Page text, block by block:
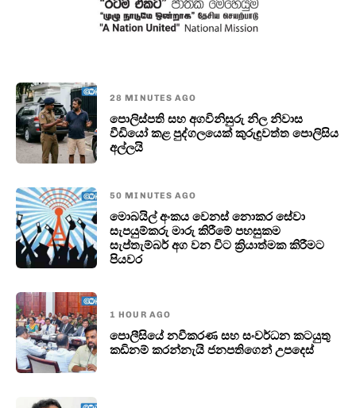
28 MINUTES AGO
පොලිස්පති සහ අගවිනිසුරු නිල නිවාස
වීඩියෝ කළ පුද්ගලයෙක් කුරුඳුවත්ත පොලිසිය
අල්ලයි
50 MINUTES AGO
මොබයිල් අංකය වෙනස් නොකර සේවා
සැපයුම්කරු මාරු කිරීමේ පහසුකම
සැප්තැම්බර් අග වන විට ක්‍රියාත්මක කිරීමට
පියවර
1 HOUR AGO
පොලීසියේ නවීකරණ සහ සංවර්ධන කටයුතු
කඩිනම් කරන්නැයි ජනපතිගෙන් උපදෙස්